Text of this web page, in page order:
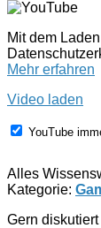
Mit dem
Mehr erfahren
Video laden
YouTube
Alles
Kategorie:
Gern